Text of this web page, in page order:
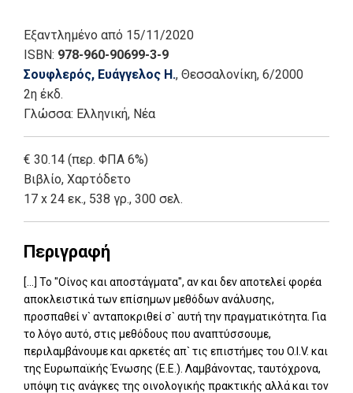
Εξαντλημένο από 15/11/2020
ISBN: 978-960-90699-3-9
Σουφλερός, Ευάγγελος Η., Θεσσαλονίκη, 6/2000
2η έκδ.
Γλώσσα: Ελληνική, Νέα
€ 30.14 (περ. ΦΠΑ 6%)
Βιβλίο, Χαρτόδετο
17 x 24 εκ., 538 γρ., 300 σελ.
Περιγραφή
[...] Το "Οίνος και αποστάγματα", αν και δεν αποτελεί φορέα
αποκλειστικά των επίσημων μεθόδων ανάλυσης,
προσπαθεί ν` ανταποκριθεί σ` αυτή την πραγματικότητα. Για
το λόγο αυτό, στις μεθόδους που αναπτύσσουμε,
περιλαμβάνουμε και αρκετές απ` τις επιστήμες του O.I.V. και
της Ευρωπαϊκής Ένωσης (Ε.Ε.). Λαμβάνοντας, ταυτόχρονα,
υπόψη τις ανάγκες της οινολογικής πρακτικής αλλά και τον